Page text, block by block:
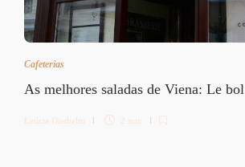
Cafeterias
As melhores saladas de Viena: Le bol
Letícia Diethelm 2 min